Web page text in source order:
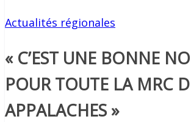
Actualités régionales
« C’EST UNE BONNE
POUR TOUTE LA MRC
APPALACHES »